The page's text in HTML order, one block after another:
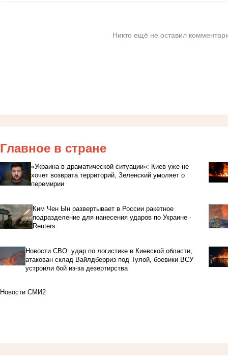
Никто ещё не оставил
Главное в стране
«Украина в драматической ситуации»: Киев уже не
хочет возврата территорий, Зеленский умоляет о
перемирии
Ким Чен Ын развертывает в России ракетное
подразделение для нанесения ударов по Украине -
Reuters
Новости СВО: удар по логистике в Киевской области,
атакован склад Вайлдберриз под Тулой, боевики ВСУ
устроили бой из-за дезертирства
Новости СМИ2